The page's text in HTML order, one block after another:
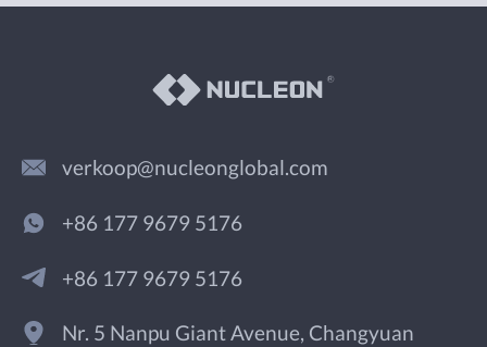
verkoop@nucleonglobal.com
+86 177 9679 5176
+86 177 9679 5176
Nr. 5 Nanpu Giant Avenue, Changyuan